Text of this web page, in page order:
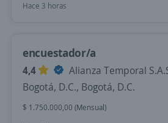
Hace 3 horas
encuestador/a
4,4
Alianza Temporal
Bogotá, D.C., Bogotá, D.C.
$ 1.750.000,00 (Mensual)